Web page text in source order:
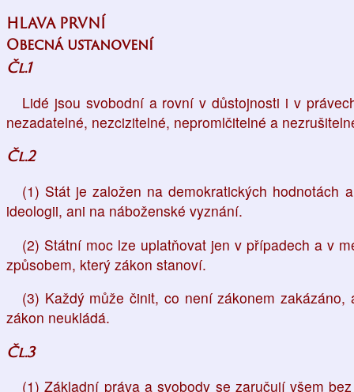
HLAVA PRVNÍ
Obecná ustanovení
Čl.1
Lidé jsou svobodní a rovní v důstojnosti i v
nezadatelné, nezcizitelné, nepromlčitelné a
Čl.2
(1) Stát je založen na demokratických hodnotách
ideologii, ani na náboženské vyznání.
(2) Státní moc lze uplatňovat jen v případech a v
způsobem, který zákon stanoví.
(3) Každý může činit, co není zákonem
zákon neukládá.
Čl.3
(1) Základní práva a svobody se zaručují všem